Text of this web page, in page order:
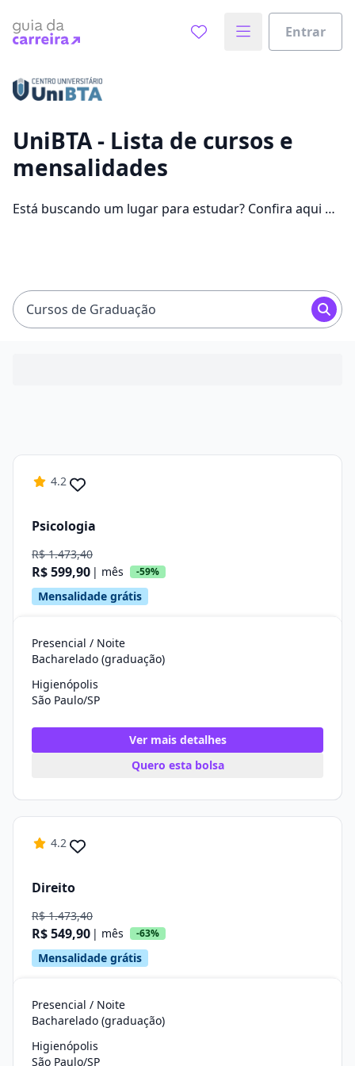
Entrar
Vamos te guiar no caminho ideal para seus estudos
UniBTA - Lista de cursos e
mensalidades
Está buscando um lugar para estudar? Confira aqui no
Cursos de Graduação
4.2
Psicologia
R$ 1.473,40
R$ 599,90 | mês -59%
Mensalidade grátis
Presencial / Noite
Bacharelado (graduação)
Higienópolis
São Paulo/SP
Ver mais detalhes
Quero esta bolsa
4.2
Direito
R$ 1.473,40
R$ 549,90 | mês -63%
Mensalidade grátis
Presencial / Noite
Bacharelado (graduação)
Higienópolis
São Paulo/SP